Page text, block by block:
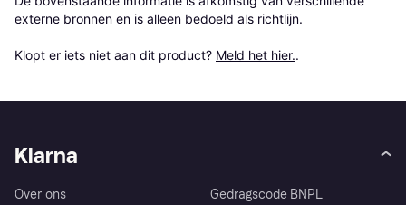
externe bronnen en is alleen bedoeld als richtlijn.
Klopt er iets niet aan dit product? Meld het hier..
Klarna
Over ons
Gedragscode BNPL